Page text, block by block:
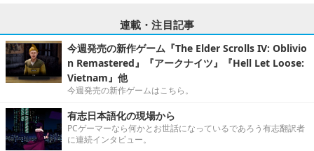
連載・注目記事
今週発売の新作ゲーム『The Elder Scrolls IV: Oblivio
n Remastered』『アークナイツ』『Hell Let Loose:
Vietnam』他
今週発売の新作ゲームはこちら。
有志日本語化の現場から
PCゲーマーなら何かとお世話になっているであろう有志翻訳者
に連続インタビュー。